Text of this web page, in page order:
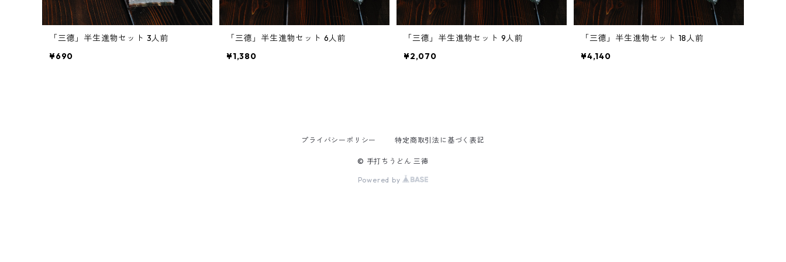
「三德」半生進物セット 3人前
¥690
「三德」半生進物セット 6人前
¥1,380
「三德」半生進物セット 9人前
¥2,070
「三德」半生進物セット 18人前
¥4,140
プライバシーポリシー 特定商取引法に基づく表記
© 手打ちうどん 三徳
Powered by